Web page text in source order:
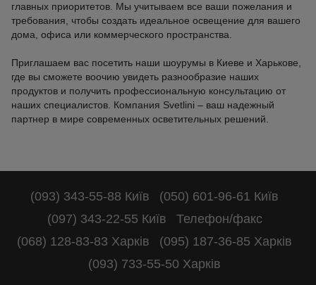
главных приоритетов. Мы учитываем все ваши пожелания и
требования, чтобы создать идеальное освещение для вашего
дома, офиса или коммерческого пространства.
Приглашаем вас посетить наши шоурумы в Киеве и Харькове,
где вы сможете воочию увидеть разнообразие наших
продуктов и получить профессиональную консультацию от
наших специалистов. Компания Svetlini – ваш надежный
партнер в мире современных осветительных решений.
(093) 343-55-88 Київ
(050) 601-96-61 Київ
(097) 343-22-55 Київ
Телефон/факс
(068) 128-83-83 Харків
(095) 187-36-85 Харків
(093) 733-55-50 Харків